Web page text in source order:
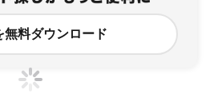
無料ダウンロード